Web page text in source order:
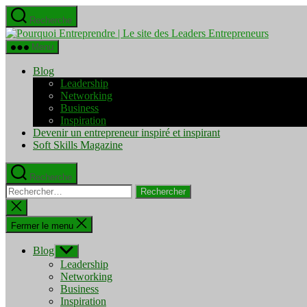
Aller
au
contenu
Recherche
Pourquoi
Menu
Blog
Leadership
Networking
Business
Inspiration
Devenir un entrepreneur inspiré et inspirant
Soft Skills Magazine
Recherche
Rechercher :
Fermer
la
recherche
Fermer le menu
Blog Afficher
le
sous-
menu
Leadership
Networking
Business
Inspiration